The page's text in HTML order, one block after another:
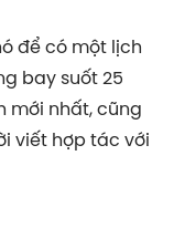
để có một lịch
bay suốt 25
mới nhất, cũng
viết hợp tác với